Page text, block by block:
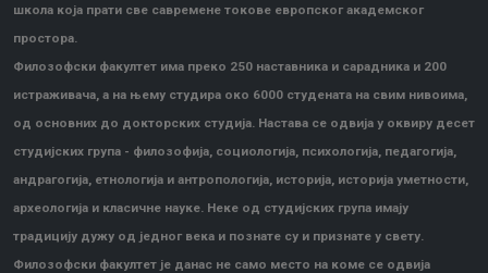
школа која прати све савремене токове европског академског
простора.
Филозофски факултет има преко 250 наставника и сарадника и 200
истраживача, а на њему студира око 6000 студената на свим нивоима,
од основних до докторских студија. Настава се одвија у оквиру десет
студијских група - филозофија, социологија, психологија, педагогија,
андрагогија, етнологија и антропологија, историја, историја уметности,
археологија и класичне науке. Неке од студијских група имају
традицију дужу од једног века и познате су и признате у свету.
Филозофски факултет је данас не само место на коме се одвија